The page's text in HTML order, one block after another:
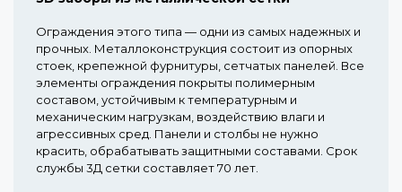
Ограждения этого типа — одни из самых надежных и
прочных. Металлоконструкция состоит из опорных
стоек, крепежной фурнитуры, сетчатых панелей. Все
элементы ограждения покрыты полимерным
составом, устойчивым к температурным и
механическим нагрузкам, воздействию влаги и
агрессивных сред. Панели и столбы не нужно
красить, обрабатывать защитными составами. Срок
службы 3Д сетки составляет 70 лет.